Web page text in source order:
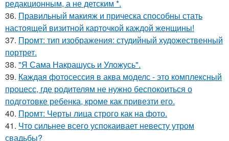
редакционным, а не детским *.
36. Правильный макияж и прическа способны стать
настоящей визитной карточкой каждой женщины!
37. Промт: тип изображения: студийный художественный
портрет.
38. "Я Сама Накрашусь и Уложусь".
39. Каждая фотосессия в аква моделс - это комплексный
процесс, где родителям не нужно беспокоиться о
подготовке ребенка, кроме как привезти его.
40. Промт: Черты лица строго как на фото.
41. Что сильнее всего успокаивает невесту утром
свадьбы?